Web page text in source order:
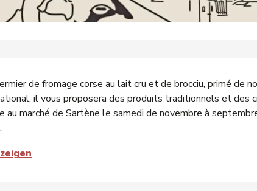
de fromage corse au lait cru et de brocciu, primé de
il vous proposera des produits traditionnels et des
au marché de Sartène le samedi de novembre à